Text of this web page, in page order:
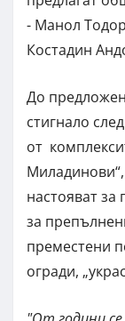
- Манол
Костадин
До
стигнало
от
Миладинови“,
настояват за
за
преместени
огради,